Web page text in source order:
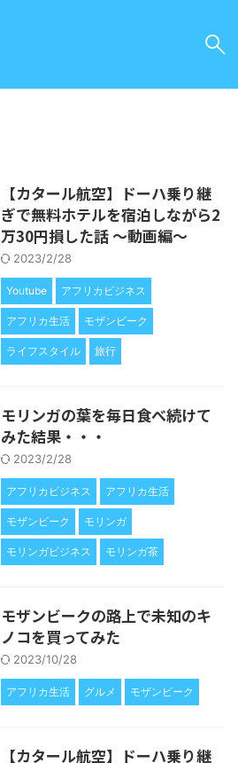
【カタール航空】ドーハ乗り継
ぎで無料ホテルを宿泊しながら2
万30円損した話 〜動画編〜
2023/2/28
Youtube アフリカビジネス
アフリカ生活 モザンビーク
ライフスタイル 旅行
モリンガの葉を毎日食べ続けて
みた結果・・・
2023/2/28
アフリカビジネス アフリカ生活
モザンビーク モリンガ
モリンガビジネス モリンガ茶
モザンビークの路上で未知のキ
ノコを買ってみた
2023/10/28
アフリカ生活 グルメ モザンビーク
【カタール航空】ドーハ乗り継